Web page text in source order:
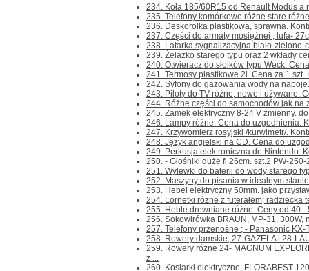
234. Koła 185/60R15 od Renault Modus a
235. Telefony komórkowe różne stare
236. Deskorolka plastikowa, sprawna.
237. Części do armaty mosiężnej ; lufa-
238. Latarka sygnalizacyjna biało-zielono-
239. Żelazko starego typu oraz 2 wkłady
240. Otwieracz do słoików typu Weck.
241. Termosy plastikowe 2l. Cena za 1 szt.
242. Syfony do gazowania wody na
243. Piloty do TV różne, nowe i używane.
244. Różne części do samochodów jak na
245. Zamek elektryczny 8-24 V zmienny.
246. Lampy różne. Cena do uzgodnienia.
247. Krzywomierz rosyjski /kurwimetr/.
248. Język angielski na CD. Cena do
249. Perkusja elektroniczna do Nintendo.
250. - Głośniki duże fi 26cm. szt.2 PW-
251. Wylewki do baterii do wody starego
252. Maszyny do pisania w idealnym
253. Hebel elektryczny 50mm. jako
254. Lornetki różne z futerałem; radziecka
255. Heble drewniane różne. Ceny od 40 -
256. Sokowirówka BRAUN, MP-31, 300W,
257. Telefony przenośne ; - Panasonic KX-
258. Rowery damskie; 27-GAZELA i 28-
259. Rowery różne 24- MAGNUM
z ...
260. Kosiarki elektryczne; FLORABEST-